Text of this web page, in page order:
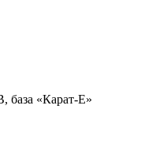
база «Карат-Е»